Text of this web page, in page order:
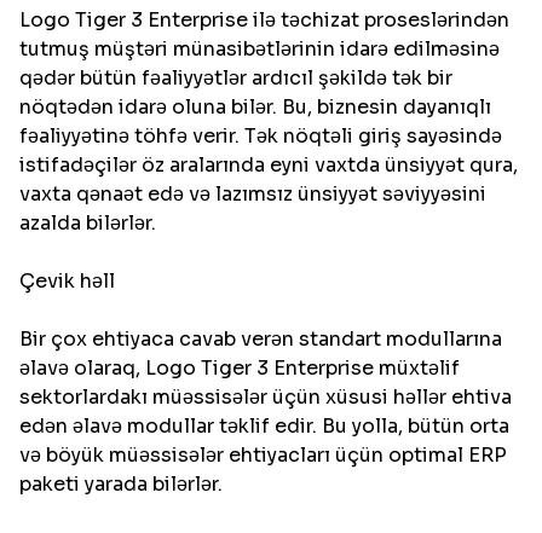
Logo Tiger 3 Enterprise ilə təchizat proseslərindən
tutmuş müştəri münasibətlərinin idarə edilməsinə
qədər bütün fəaliyyətlər ardıcıl şəkildə tək bir
nöqtədən idarə oluna bilər. Bu, biznesin dayanıqlı
fəaliyyətinə töhfə verir. Tək nöqtəli giriş sayəsində
istifadəçilər öz aralarında eyni vaxtda ünsiyyət qura,
vaxta qənaət edə və lazımsız ünsiyyət səviyyəsini
azalda bilərlər.
Çevik həll
Bir çox ehtiyaca cavab verən standart modullarına
əlavə olaraq, Logo Tiger 3 Enterprise müxtəlif
sektorlardakı müəssisələr üçün xüsusi həllər ehtiva
edən əlavə modullar təklif edir. Bu yolla, bütün orta
və böyük müəssisələr ehtiyacları üçün optimal ERP
paketi yarada bilərlər.